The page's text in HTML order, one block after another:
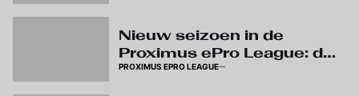
Nieuw seizoen in de
Proximus ePro League: dit
mag je verwachten!
PROXIMUS EPRO LEAGUE